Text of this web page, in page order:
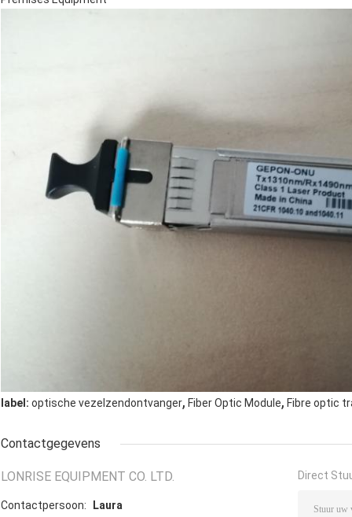
label: optische vezelzendontvanger, Fiber Optic Module, Fibre optic
Contactgegevens
LONRISE EQUIPMENT CO. LTD.
Contactpersoon:
Laura
Direct